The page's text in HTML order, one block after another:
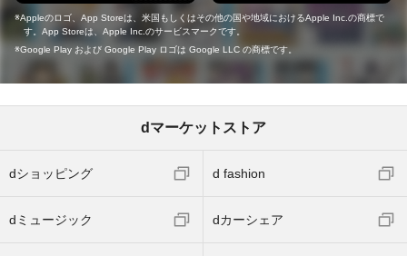
Appleのロゴ、App Storeは、米国もしくはその他の国や地域におけるApple Inc.の商標で
す。App Storeは、Apple Inc.のサービスマークです。
Google Play および Google Play ロゴは Google LLC の商標です。
dマーケットストア
dショッピング d fashion
dミュージック dカーシェア